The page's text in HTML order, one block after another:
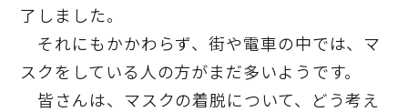
了しました。
それにもかかわらず、街や電車の中では、マ
スクをしている人の方がまだ多いようです。
皆さんは、マスクの着脱について、どう考え